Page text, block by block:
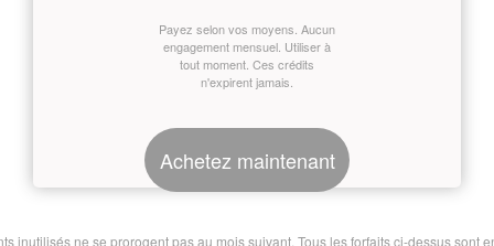
Payez selon vos moyens. Aucun
engagement mensuel. Utiliser à
tout moment. Ces crédits
n'expirent jamais.
Achetez maintenant
inutilisés ne se prorogent pas au mois suivant. Tous les forfaits ci-dessus sont